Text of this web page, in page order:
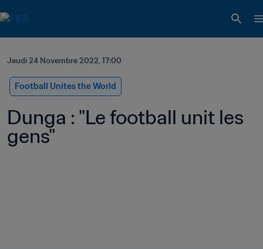
Jeudi 24 Novembre 2022, 17:00
Football Unites the World
Dunga : "Le football unit les
gens"